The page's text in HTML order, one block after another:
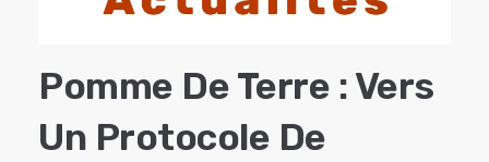
Pomme De Terre : Vers
Un Protocole De